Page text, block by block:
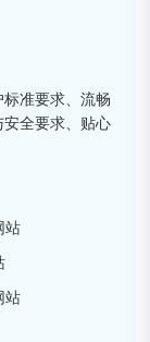
准要求、流畅
全要求、贴心
站
站